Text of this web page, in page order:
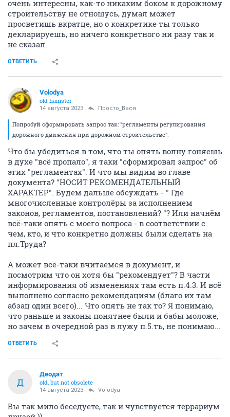
очень интересны, как-то никаким боком к дорожному
строительству не отношусь, думал может
просветишь вкратце, но о конкретике ты только
декларируешь, но ничего конкретного ни разу так и
не сказал.
ОТВЕТИТЬ
Volodya
old hamster
14 августа 2023 Просто_Вася
Попробуй сформировать запрос так: "регламенты регулирования
дорожного движения при дорожном строительстве".
Что бы убедиться в том, что ты опять волну гоняешь
в духе "всё пропало", я таки "сформировал запрос" об
этих "регламентах". И что мы видим во главе
документа? "НОСИТ РЕКОМЕНДАТЕЛЬНЫЙ
ХАРАКТЕР". Будем дальше обсуждать - " Где
многочисленные контролёры за исполнением
законов, регламентов, постановлений? "? Или начнём
всё-таки опять с моего вопроса - в соответствии с
чем, кто, и что конкретно должны были сделать на
пл.Труда?
А может всё-таки вчитаемся в документ, и
посмотрим что он хотя бы "рекомендует"? В части
информирования об изменениях там есть п.4.3. И всё
выполнено согласно рекомендациям (благо их там
абзац один всего)... Что опять не так то? Я понимаю,
что раньше и законы понятнее были и бабы моложе,
но зачем в очередной раз в лужу п.5.ть, не понимаю...
ОТВЕТИТЬ
Д
Деодат
old, but not obsolete
14 августа 2023 Volodya
Вы так мило беседуете, так и чувствуется террариум